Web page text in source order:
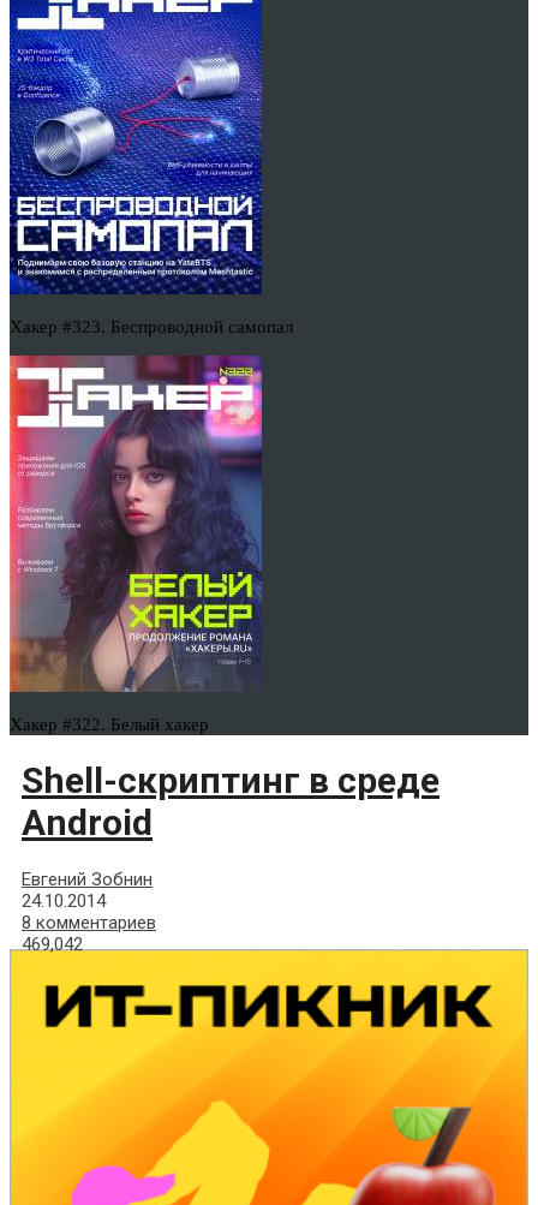
Хакер #323. Беспроводной самопал
Хакер #322. Белый хакер
Shell-скриптинг в среде
Android
Евгений Зобнин
24.10.2014
8 комментариев
469,042